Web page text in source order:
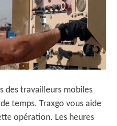
des travailleurs mobiles
temps. Traxgo vous aide
opération. Les heures